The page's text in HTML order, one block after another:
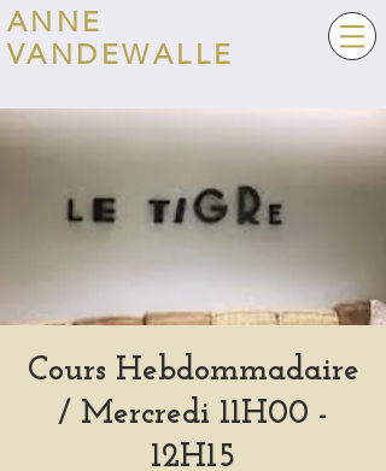
ANNE
VANDEWALLE
Cours Hebdommadaire
/ Mercredi 11H00 -
12H15